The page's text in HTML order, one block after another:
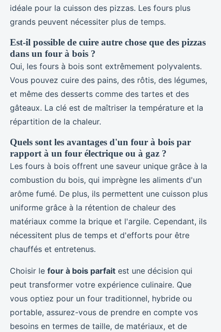
idéale pour la cuisson des pizzas. Les fours plus
grands peuvent nécessiter plus de temps.
Est-il possible de cuire autre chose que des pizzas
dans un four à bois ?
Oui, les fours à bois sont extrêmement polyvalents.
Vous pouvez cuire des pains, des rôtis, des légumes,
et même des desserts comme des tartes et des
gâteaux. La clé est de maîtriser la température et la
répartition de la chaleur.
Quels sont les avantages d'un four à bois par
rapport à un four électrique ou à gaz ?
Les fours à bois offrent une saveur unique grâce à la
combustion du bois, qui imprègne les aliments d'un
arôme fumé. De plus, ils permettent une cuisson plus
uniforme grâce à la rétention de chaleur des
matériaux comme la brique et l'argile. Cependant, ils
nécessitent plus de temps et d'efforts pour être
chauffés et entretenus.
Choisir le four à bois parfait est une décision qui
peut transformer votre expérience culinaire. Que
vous optiez pour un four traditionnel, hybride ou
portable, assurez-vous de prendre en compte vos
besoins en termes de taille, de matériaux, et de